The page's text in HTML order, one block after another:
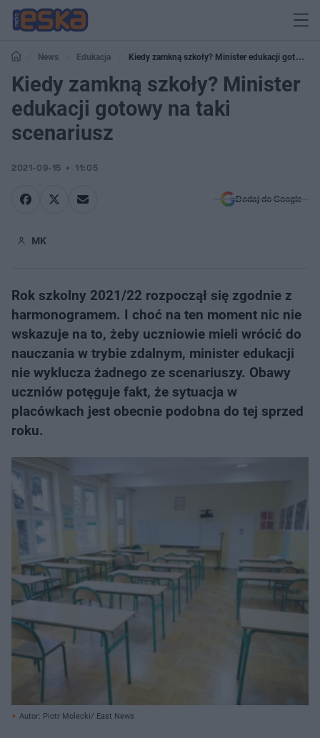
News Edukacja
Kiedy zamkną szkoły? Minister edukacji gotowy
na taki scenariusz
Kiedy zamkną szkoły? Minister
edukacji gotowy na taki
scenariusz
2021-09-15 11:05
Dodaj do Google
MK
Rok szkolny 2021/22 rozpoczął się zgodnie z
harmonogramem. I choć na ten moment nic nie
wskazuje na to, żeby uczniowie mieli wrócić do
nauczania w trybie zdalnym, minister edukacji
nie wyklucza żadnego ze scenariuszy. Obawy
uczniów potęguje fakt, że sytuacja w
placówkach jest obecnie podobna do tej sprzed
roku.
Autor: Piotr Molecki/ East News